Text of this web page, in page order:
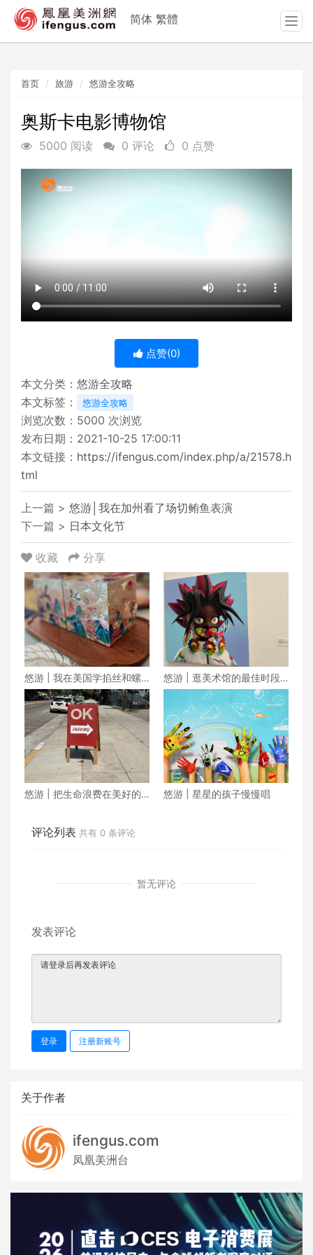
首页 旅游 悠游全攻略
奥斯卡电影博物馆
5000 阅读 0 评论 0 点赞
点赞(0)
本文分类： 悠游全攻略
本文标签：
悠游全攻略
浏览次数： 5000 次浏览
发布日期：2021-10-25 17:00:11
本文链接： https://ifengus.com/index.php/a/21578.h
tml
上一篇 > 悠游│我在加州看了场切鲔鱼表演
下一篇 > 日本文化节
收藏 分享
悠游 | 我在美国学掐丝和螺
钿
悠游 | 逛美术馆的最佳时段
在傍晚
悠游 | 把生命浪费在美好的
悠游 | 星星的孩子慢慢唱
评论列表 共有 0 条评论
暂无评论
发表评论
登录 注册新账号
关于作者
ifengus.com
凤凰美洲台
简体 繁體
T
o